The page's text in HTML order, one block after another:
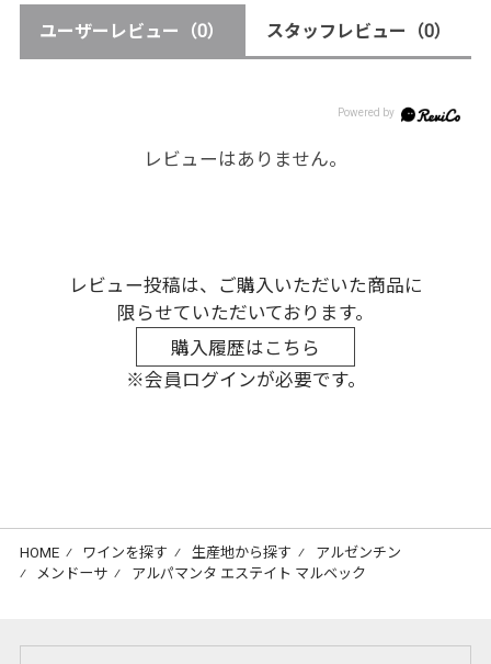
ユーザーレビュー （0） スタッフレビュー （0）
レビューはありません。
レビュー投稿は、ご購入いただいた商品に
限らせていただいております。
購入履歴はこちら
※会員ログインが必要です。
HOME ⁄ ワインを探す ⁄ 生産地から探す ⁄ アルゼンチン
⁄ メンドーサ ⁄ アルパマンタ エステイト マルベック